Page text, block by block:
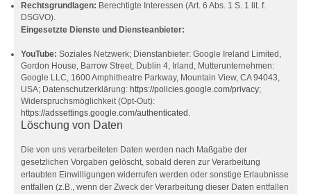
Rechtsgrundlagen: Berechtigte Interessen (Art. 6 Abs. 1 S. 1 lit. f.
DSGVO).
Eingesetzte Dienste und Diensteanbieter:
YouTube: Soziales Netzwerk; Dienstanbieter: Google Ireland Limited,
Gordon House, Barrow Street, Dublin 4, Irland, Mutterunternehmen:
Google LLC, 1600 Amphitheatre Parkway, Mountain View, CA 94043,
USA; Datenschutzerklärung: https://policies.google.com/privacy;
Widerspruchsmöglichkeit (Opt-Out):
https://adssettings.google.com/authenticated .
Löschung von Daten
Die von uns verarbeiteten Daten werden nach Maßgabe der
gesetzlichen Vorgaben gelöscht, sobald deren zur Verarbeitung
erlaubten Einwilligungen widerrufen werden oder sonstige Erlaubnisse
entfallen (z.B., wenn der Zweck der Verarbeitung dieser Daten entfallen